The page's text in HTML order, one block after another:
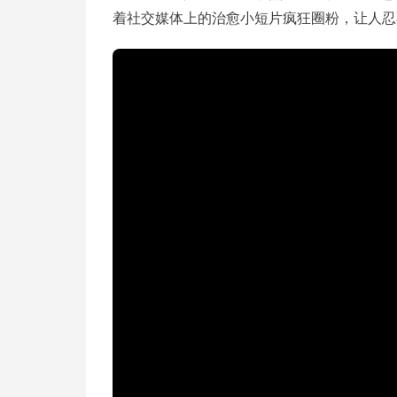
着社交媒体上的治愈小短片疯狂圈粉，让人忍